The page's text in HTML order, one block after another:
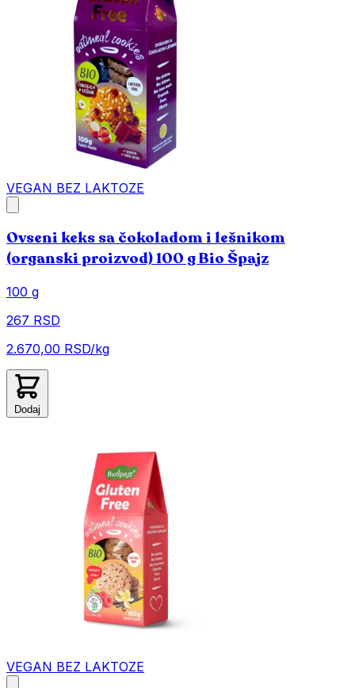
VEGAN BEZ LAKTOZE
Ovseni keks sa čokoladom i lešnikom
(organski proizvod) 100 g Bio Špajz
100 g
267 RSD
2.670,00 RSD/kg
Dodaj
VEGAN BEZ LAKTOZE